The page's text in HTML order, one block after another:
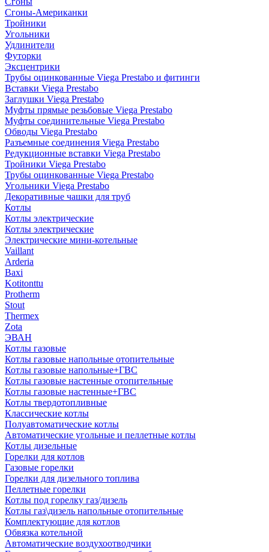
Сгоны-Американки
Тройники
Угольники
Удлинители
Футорки
Эксцентрики
Трубы оцинкованные Viega Prestabo и фитинги
Вставки Viega Prestabo
Заглушки Viega Prestabo
Муфты прямые резьбовые Viega Prestabo
Муфты соединительные Viega Prestabo
Обводы Viega Prestabo
Разъемные соединения Viega Prestabo
Редукционные вставки Viega Prestabo
Тройники Viega Prestabo
Трубы оцинкованные Viega Prestabo
Угольники Viega Prestabo
Декоративные чашки для труб
Котлы
Котлы электрические
Котлы электрические
Электрические мини-котельные
Vaillant
Arderia
Baxi
Kotitonttu
Protherm
Stout
Thermex
Zota
ЭВАН
Котлы газовые
Котлы газовые напольные отопительные
Котлы газовые напольные+ГВС
Котлы газовые настенные отопительные
Котлы газовые настенные+ГВС
Котлы твердотопливные
Классические котлы
Полуавтоматические котлы
Автоматические угольные и пеллетные котлы
Котлы дизельные
Горелки для котлов
Газовые горелки
Горелки для дизельного топлива
Пеллетные горелки
Котлы под горелку газ/дизель
Котлы газ\дизель напольные отопительные
Комплектующие для котлов
Обвязка котельной
Автоматические воздухоотводчики